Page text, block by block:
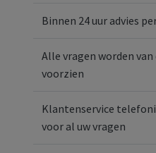
Binnen 24 uur advies
Alle vragen worden
voorzien
Klantenservice
voor al uw vragen